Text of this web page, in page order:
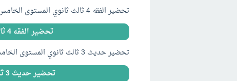
تحضير الفقه 4 ثالث ثانوي المستوى الخامس فصلي 1441
تحضير الفقه 4 ثالث ثانوي المستوى الخامس فصلي 1441
تحضير حديث 3 ثالث ثانوي المستوى الخامس فصلي 1441
تحضير حديث 3 ثالث ثانوي المستوى الخامس فصلي 1441